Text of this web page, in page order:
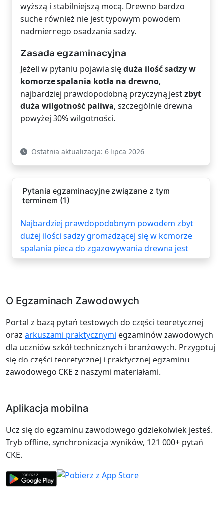
wyższą i stabilniejszą mocą. Drewno bardzo
suche również nie jest typowym powodem
nadmiernego osadzania sadzy.
Zasada egzaminacyjna
Jeżeli w pytaniu pojawia sięduża ilość sadzy w
komorze spalania kotła na drewno,
najbardziej prawdopodobną przyczyną jestzbyt
duża wilgotność paliwa, szczególnie drewna
powyżej 30% wilgotności.
Ostatnia aktualizacja: 6 lipca 2026
Pytania egzaminacyjne związane z tym
terminem (1)
Najbardziej prawdopodobnym powodem zbyt
dużej ilości sadzy gromadzącej się w komorze
spalania pieca do zgazowywania drewna jest
O Egzaminach Zawodowych
Portal z bazą pytań testowych do części teoretycznej
oraz arkuszami praktycznymi egzaminów zawodowych
dla uczniów szkół technicznych i branżowych. Przygotuj
się do części teoretycznej i praktycznej egzaminu
zawodowego CKE z naszymi materiałami.
Aplikacja mobilna
Ucz się do egzaminu zawodowego gdziekolwiek jesteś.
Tryb offline, synchronizacja wyników, 121 000+ pytań
CKE.